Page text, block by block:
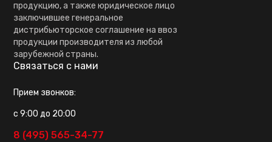
продукцию, а также юридическое лицо
заключившее генеральное
дистрибьюторское соглашение на ввоз
продукции производителя из любой
зарубежной страны.
Связаться с нами
Прием звонков:
с 9:00 до 20:00
8 (495) 565-34-77